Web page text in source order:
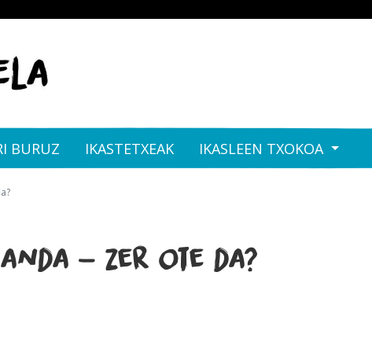
BURUZ IKASTETXEAK IKASLEEN TXOKOA
- zer ote da?